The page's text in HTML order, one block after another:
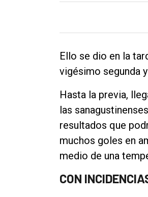
Deportes
Nosotros
Contacto
Ello se dio en la
vigésimo segunda
Hasta la previa,
las
resultados que
muchos goles en
medio de una
CON